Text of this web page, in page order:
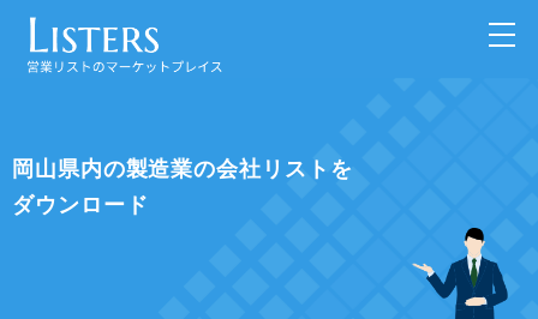
岡山県内の製造業の会社リストを
ダウンロード